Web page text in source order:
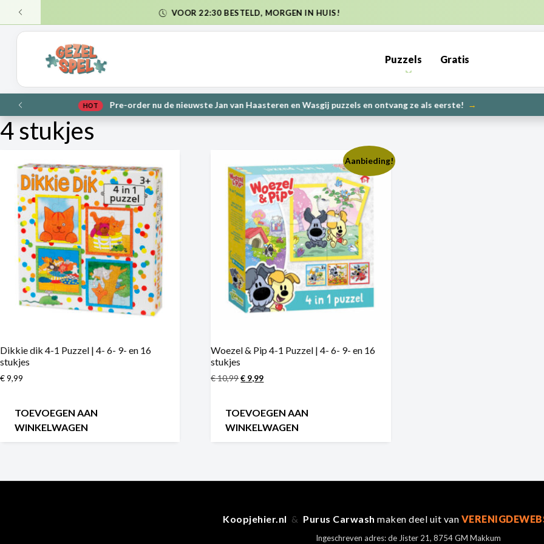
VORIGE
Puzzels Gratis
VORIGE NIEUW PRE-ORDER: Kunnen wij
4 stukjes
Dikkie dik 4-1 Puzzel | 4- 6- 9- en 16
stukjes
€9,99
TOEVOEGEN AAN
WINKELWAGEN
Aanbieding!
Woezel & Pip 4-1 Puzzel | 4- 6- 9- en 16
stukjes
€10,99€ 9,99
TOEVOEGEN AAN
WINKELWAGEN
Koopjehier.nl & Purus Carwash maken deel uit van
Ingeschreven adres: de Jister 21, 8754 GM Makkum